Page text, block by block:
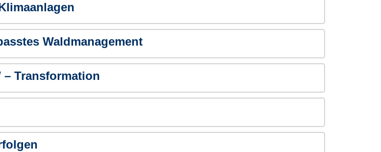
Waldmanagement
– Transformation